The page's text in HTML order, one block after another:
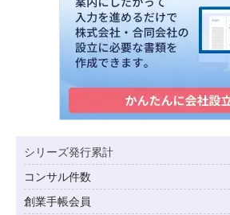
シリーズ発行累計
コンサル件数
創業手帳会員